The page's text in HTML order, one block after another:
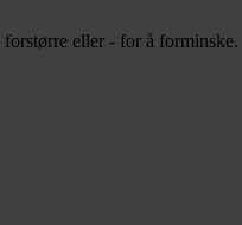
eller - for å forminske.